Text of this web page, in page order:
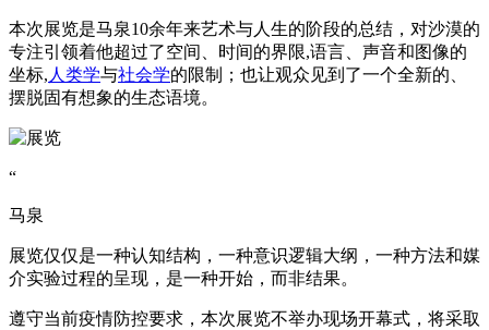
本次展览是马泉10余年来艺术与人生的阶段的总结，对沙漠的
专注引领着他超过了空间、时间的界限,语言、声音和图像的
坐标, 人类学与社会学的限制；也让观众见到了一个全新的、
摆脱固有想象的生态语境。
“
马泉
展览仅仅是一种认知结构，一种意识逻辑大纲，一种方法和媒
介实验过程的呈现，是一种开始，而非结果。
遵守当前疫情防控要求，本次展览不举办现场开幕式，将采取